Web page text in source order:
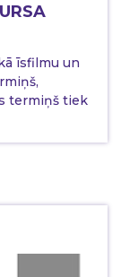
īsfilmu un
termiņš tiek